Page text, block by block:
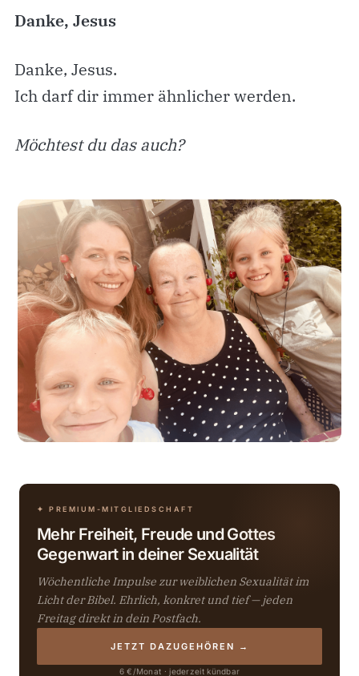
Danke, Jesus
Danke, Jesus.
Ich darf dir immer ähnlicher werden.
Möchtest du das auch?
✦ PREMIUM-MITGLIEDSCHAFT
Mehr Freiheit, Freude und Gottes
Gegenwart in deiner Sexualität
Wöchentliche Impulse zur weiblichen Sexualität im
Licht der Bibel. Ehrlich, konkret und tief — jeden
Freitag direkt in dein Postfach.
JETZT DAZUGEHÖREN →
6 €/Monat · jederzeit kündbar